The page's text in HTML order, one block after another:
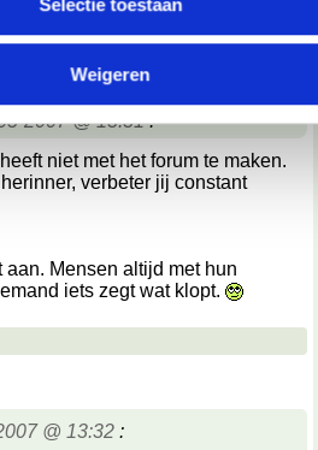
67 derdendie uw gegevens kunnen
Weigeren
2007 @ 13:31:
niet met het forum te maken.
verbeter jij constant
Mensen altijd met hun
iets zegt wat klopt.
@ 13:32 :